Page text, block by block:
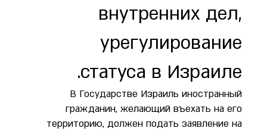
внутренних дел,
урегулирование
статуса в Израиле.
В Государстве Израиль иностранный
гражданин, желающий въехать на его
территорию, должен подать заявление на